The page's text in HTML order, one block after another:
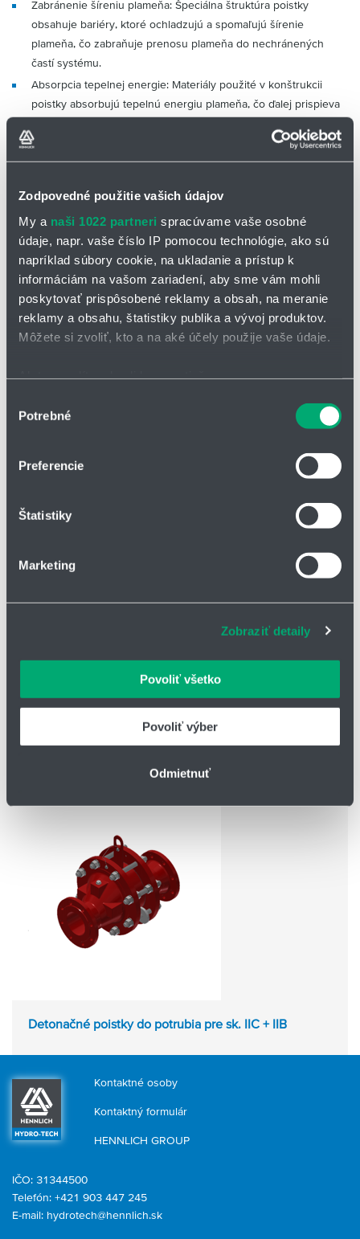
Zodpovedné použitie vašich údajov
My a naši 1022 partneri spracúvame vaše osobné
údaje, napr. vaše číslo IP pomocou technológie, ako sú
napríklad súbory cookie, na ukladanie a prístup k
informáciám na vašom zariadení, aby sme vám mohli
poskytovať prispôsobené reklamy a obsah, na meranie
reklamy a obsahu, štatistiky publika a vývoj produktov.
Môžete si zvoliť, kto a na aké účely použije vaše údaje.
polohe s presnosťou na niekoľko metrov
Viac informácií o tom, ako sa spracúvajú vaše osobné
môžete kedykoľvek zmeniť alebo odvolať cez Vyhlásenie
Na prispôsobenie obsahu a reklám, poskytovanie funkcií
webové stránky, poskytujeme aj našim partnerom v
keď ste používali ich služby.
súhlasu
Potrebné
Preferencie
Štatistiky
Marketing
Zobraziť detaily
Povoliť všetko
Povoliť výber
Odmietnuť
Zabránenie šíreniu plameňa: Špeciálna štruktúra poistky
obsahuje bariéry, ktoré ochladzujú a spomaľujú šírenie
plameňa, čo zabraňuje prenosu plameňa do nechránených
častí systému.
Absorpcia tepelnej energie: Materiály použité v konštrukcii
poistky absorbujú tepelnú energiu plameňa, čo ďalej prispieva
✅ Typické oblasti použitia: petrochemický priemysel, chemický
priemysel, energetický priemysel, farmaceutický a potravinársky
Detonačné poistky do potrubia pre sk. IIA + I (IIA1)
Detonačné poistky do potrubia pre sk. IIB3 + IIB1
Detonačné poistky do potrubia pre sk. IIC + IIB
Kontaktné osoby
Kontaktný formulár
HENNLICH GROUP
IČO: 31344500
Telefón: +421 903 447 245
E-mail: hydrotech@hennlich.sk